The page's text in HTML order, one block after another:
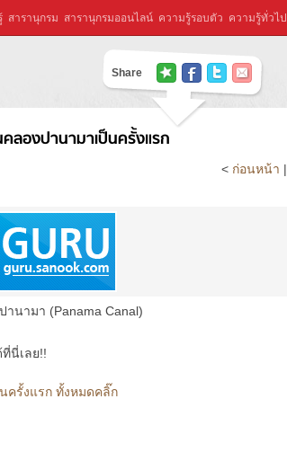
สารานุกรม สารานุกรมออนไลน์ ความรู้รอบตัว ความรู้ทั่วไป
Share
คลองปานามาเป็นครั้งแรก
< ก่อนหน้า |
านามา (Panama Canal)
นี่เลย!!
ครั้งแรก ทั้งหมดคลิ๊ก